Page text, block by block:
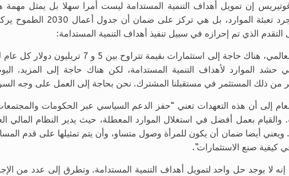
إن تمويل أهداف التنمية المستدامة ليست أمرا سهلا بل يمثل مهمة
ليست فقط مجرد تعبئة
التقدم الذي تم إحرازه في سبيل تنفيذ أهداف التنمية المستدامة:
“على الصعيد العالمي، هناك حاجة إلى
الموارد لأهداف التنمية المستدامة، لكن هناك حاجة إلى المزيد.
من ذلك المستثمر في مستقبلنا المشترك. نحن بحاجة إلى العمل على وجه
إلى أن هذه التعهدات تعني “حفز الدعم السياسي عبر الحكومات
ويعني أيضا ضمان أن يكون للمرأة وصول متساو، وأن يتم تمثيلها على قدم
صنع الاستثمارات”.
لا يوجد حل واحد لتمويل أهداف التنمية المستدامة. وتطرق إلى عدد من